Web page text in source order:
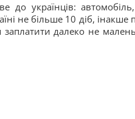
до українців:
не більше 10 діб, інакше
заплатити далеко не